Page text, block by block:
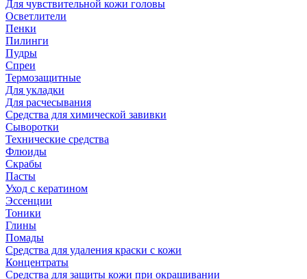
Для чувствительной кожи головы
Осветлители
Пенки
Пилинги
Пудры
Спреи
Термозащитные
Для укладки
Для расчесывания
Средства для химической завивки
Сыворотки
Технические средства
Флюиды
Скрабы
Пасты
Уход с кератином
Эссенции
Тоники
Глины
Помады
Средства для удаления краски с кожи
Концентраты
Средства для защиты кожи при окрашивании